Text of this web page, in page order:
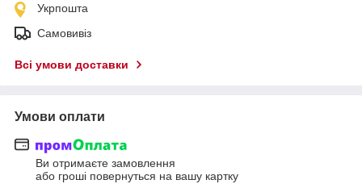
Укрпошта
Самовивіз
Всі умови доставки
Умови оплати
Ви отримаєте замовлення
або гроші повернуться на вашу картку